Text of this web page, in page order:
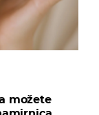
možete